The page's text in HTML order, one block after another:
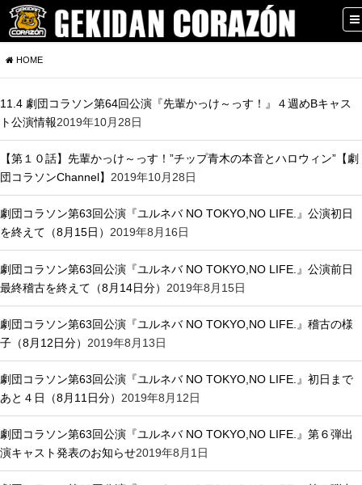
HOME
11.4 劇団コラソン第64回公演『先輩かっけ～っす！』４週めBキャス
ト公演情報2019年10月28日
【第１０話】先輩かっけ～っす！”チップ青木の本音とハロウィン”【劇
団コラソンChannel】 2019年10月28日
劇団コラソン第63回公演『ユルネバ NO TOKYO,NO LIFE.』公演初日
を終えて（8月15日） 2019年8月16日
劇団コラソン第63回公演『ユルネバ NO TOKYO,NO LIFE.』公演前日
最終稽古を終えて（8月14日分） 2019年8月15日
劇団コラソン第63回公演『ユルネバ NO TOKYO,NO LIFE.』稽古の様
子（8月12日分） 2019年8月13日
劇団コラソン第63回公演『ユルネバ NO TOKYO,NO LIFE.』初日まで
あと４日（8月11日分） 2019年8月12日
劇団コラソン第63回公演『ユルネバ NO TOKYO,NO LIFE.』第６弾出
演キャスト発表のお知らせ2019年8月1日